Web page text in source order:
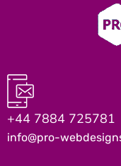
+44 7884 725781
info@pro-